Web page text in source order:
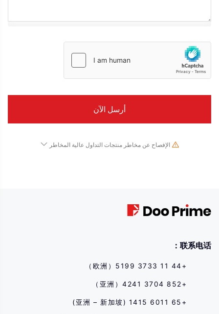
الإفصاح عن مخاطر منتجات التداول عالية المخاطر
مشورة مهنية مستقلة.
联系电话：
+44 11 3733 5199（欧洲）
+852 3704 4241（亚洲）
+65 6011 1415 (亚洲 – 新加坡)